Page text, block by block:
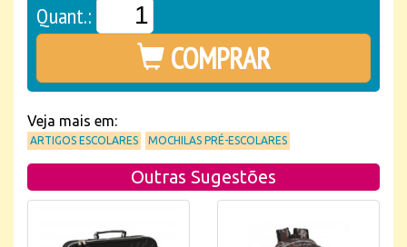
Quant.:
COMPRAR
Veja mais em:
ARTIGOS ESCOLARES MOCHILAS PRÉ-ESCOLARES
Outras Sugestões